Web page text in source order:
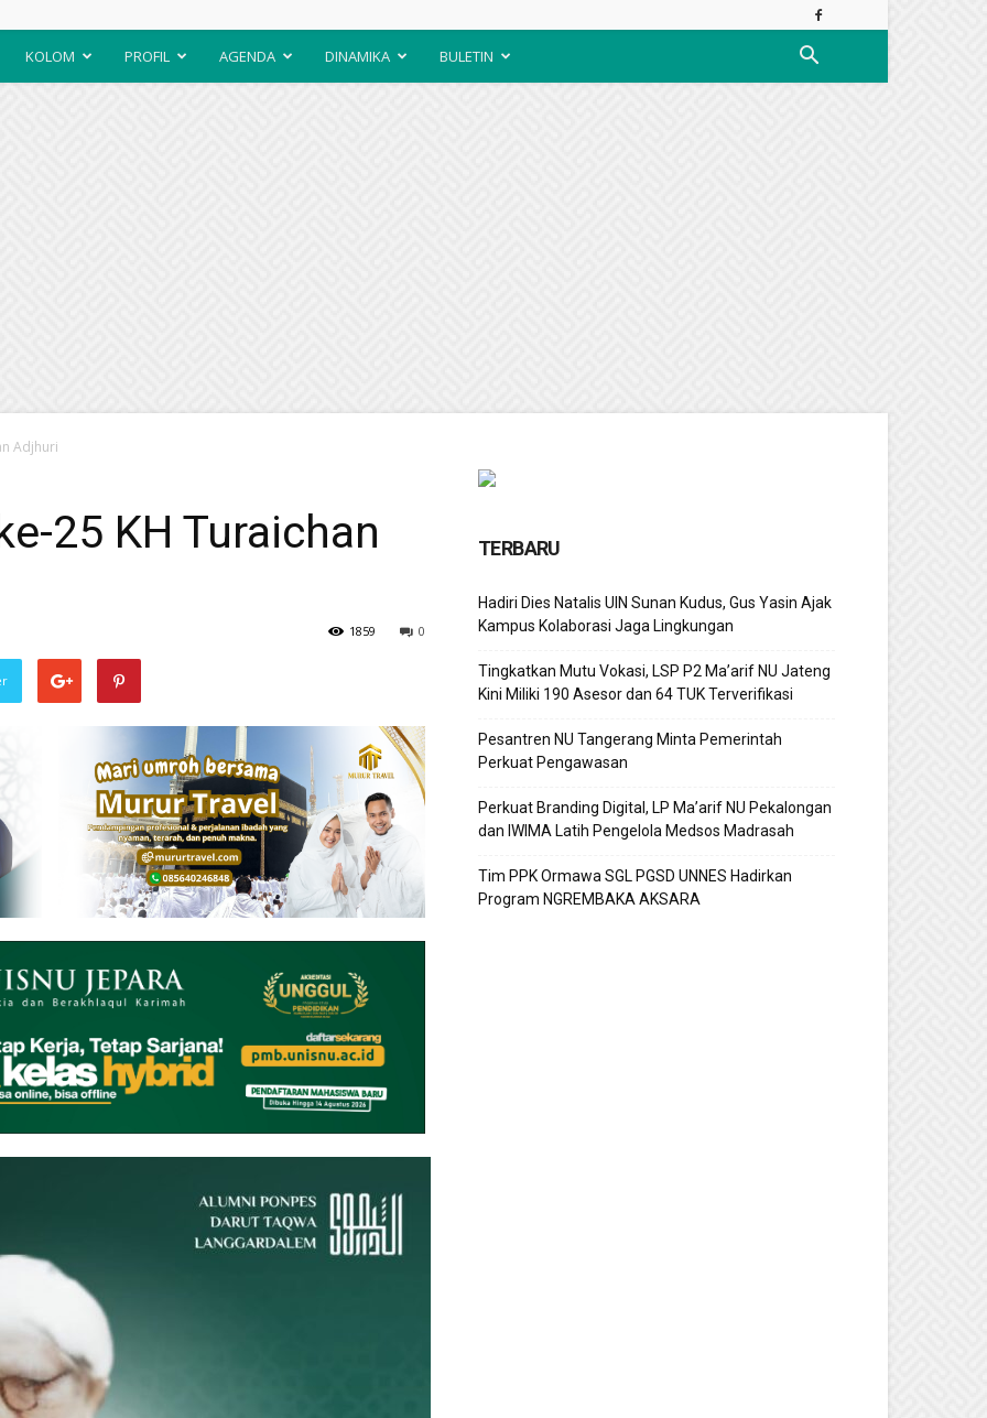
KOLOM PROFIL AGENDA DINAMIKA BULETIN
Adjhuri
25 KH Turaichan
0
1859
TERBARU
Hadiri Dies Natalis UIN Sunan Kudus, Gus Yasin Ajak
Kampus Kolaborasi Jaga Lingkungan
Tingkatkan Mutu Vokasi, LSP P2 Ma’arif NU Jateng
Kini Miliki 190 Asesor dan 64 TUK Terverifikasi
Pesantren NU Tangerang Minta Pemerintah
Perkuat Pengawasan
Perkuat Branding Digital, LP Ma’arif NU Pekalongan
dan IWIMA Latih Pengelola Medsos Madrasah
Tim PPK Ormawa SGL PGSD UNNES Hadirkan
Program NGREMBAKA AKSARA